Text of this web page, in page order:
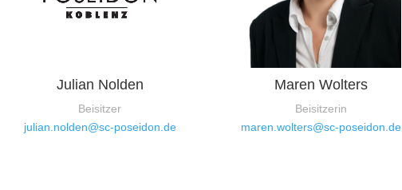
Julian Nolden
Beisitzer
julian.nolden@sc-poseidon.de
Maren Wolters
Beisitzerin
maren.wolters@sc-poseidon.de